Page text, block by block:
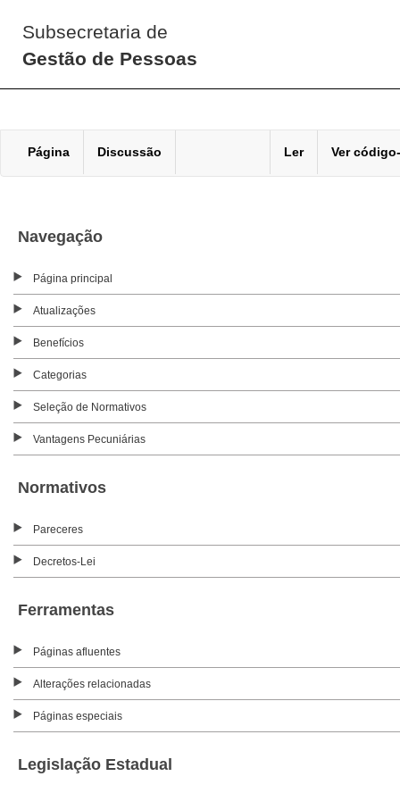
Subsecretaria de
Gestão de Pessoas
Página Discussão Ler Ver
Navegação
Página principal
Atualizações
Benefícios
Categorias
Seleção de Normativos
Vantagens Pecuniárias
Normativos
Pareceres
Decretos-Lei
Ferramentas
Páginas afluentes
Alterações relacionadas
Páginas especiais
Legislação Estadual